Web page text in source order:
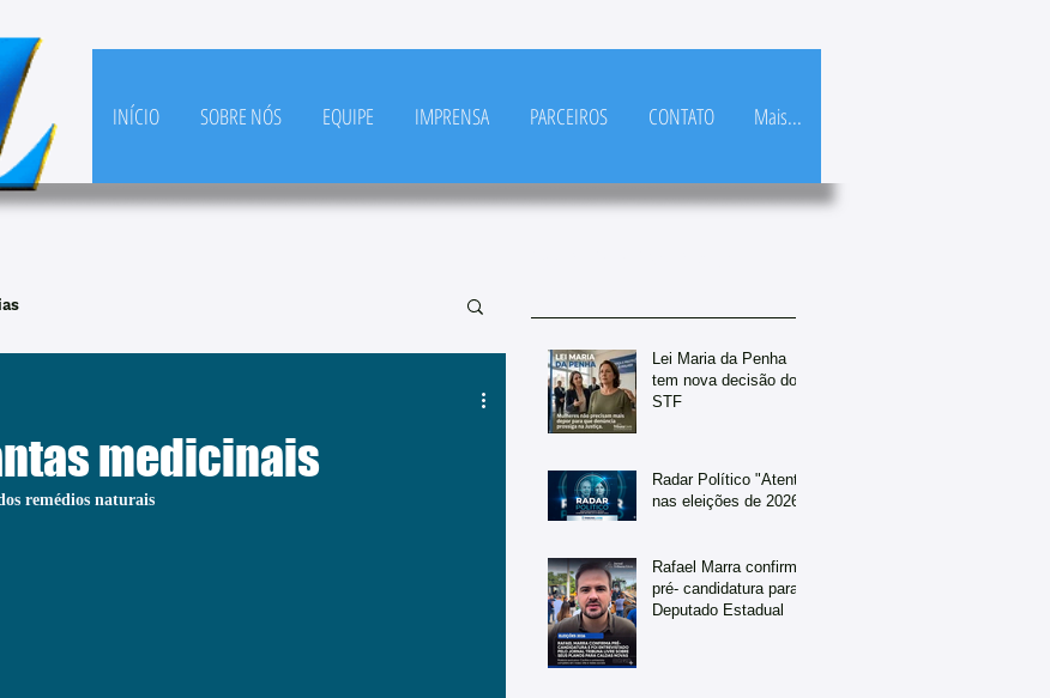
INÍCIO SOBRE NÓS EQUIPE IMPRENSA PARCEIROS CONTATO Mais...
medicinais
remédios naturais
Lei Maria da Penha
tem nova decisão do
STF
Radar Político "Atento
nas eleições de 2026"
Rafael Marra confirma
pré- candidatura para
Deputado Estadual